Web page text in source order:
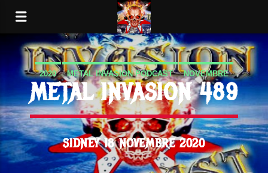
2020 METAL INVASION PODCAST NOVEMBRE
METAL INVASION 489
SIDNEY 18 NOVEMBRE 2020